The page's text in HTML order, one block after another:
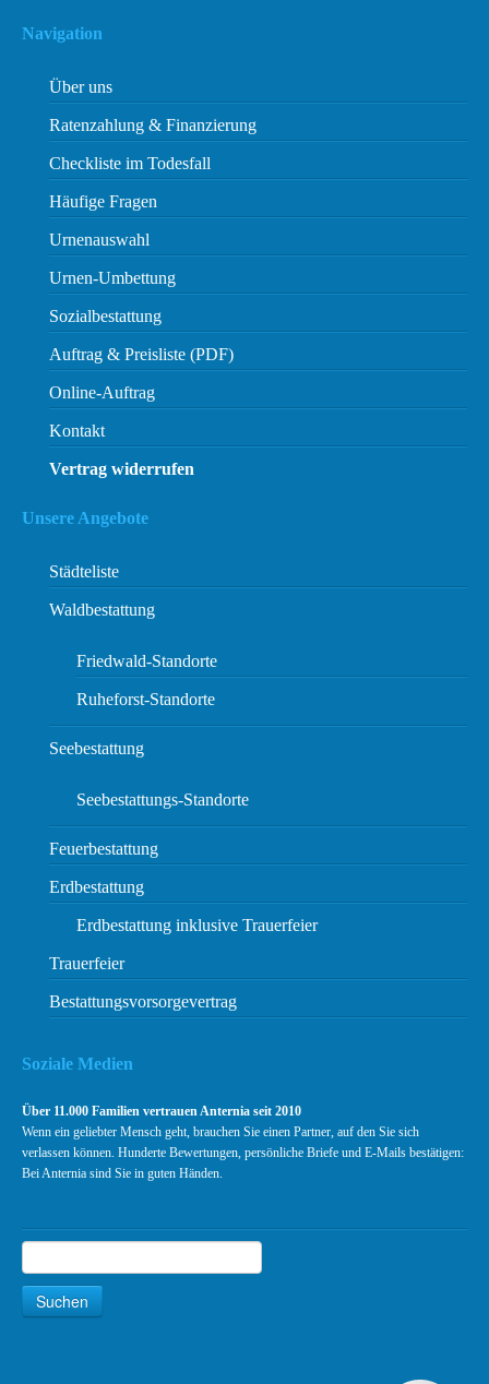
Navigation
Über uns
Ratenzahlung & Finanzierung
Checkliste im Todesfall
Häufige Fragen
Urnenauswahl
Urnen-Umbettung
Sozialbestattung
Auftrag & Preisliste (PDF)
Online-Auftrag
Kontakt
Vertrag widerrufen
Unsere Angebote
Städteliste
Waldbestattung
Friedwald-Standorte
Ruheforst-Standorte
Seebestattung
Seebestattungs-Standorte
Feuerbestattung
Erdbestattung
Erdbestattung inklusive Trauerfeier
Trauerfeier
Bestattungsvorsorgevertrag
Soziale Medien
Über 11.000 Familien vertrauen Anternia seit 2010
Wenn ein geliebter Mensch geht, brauchen Sie einen Partner, auf den Sie sich
verlassen können. Hunderte Bewertungen, persönliche Briefe und E-Mails bestätigen:
Bei Anternia sind Sie in guten Händen.
Suchen